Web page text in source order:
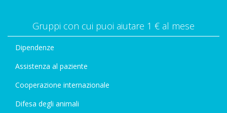
Gruppi con cui puoi aiutare 1 € al mese
Dipendenze
Assistenza al paziente
Cooperazione internazionale
Difesa degli animali